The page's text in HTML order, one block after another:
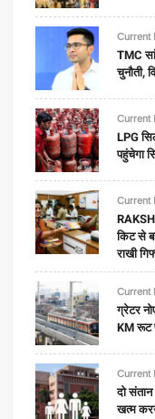
Current
TMC
चुनौती,
Current
LPG
पहुंचेगा
Current
किट से
राखी
Current
ग्रेटर
KM रूट
Current
दो
खत्म